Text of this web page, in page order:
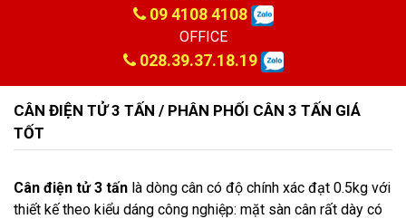
09 4108 4108
OFFICE
028.39.37.18.19
CÂN ĐIỆN TỬ 3 TẤN / PHÂN PHỐI CÂN 3 TẤN GIÁ
TỐT
Cân điện tử 3 tấn là dòng cân có độ chính xác đạt 0.5kg với
thiết kế theo kiểu dáng công nghiệp: mặt sàn cân rất dày có